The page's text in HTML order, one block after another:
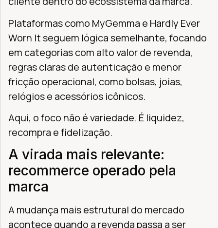
Plataformas como MyGemma e Hardly Ever
Worn It seguem lógica semelhante, focando
em categorias com alto valor de revenda,
regras claras de autenticação e menor
fricção operacional, como bolsas, joias,
relógios e acessórios icônicos.
Aqui, o foco não é variedade. É liquidez,
recompra e fidelização.
A virada mais relevante:
recommerce operado pela
marca
A mudança mais estrutural do mercado
acontece quando a revenda passa a ser